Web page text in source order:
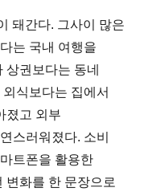
돼간다. 그사이 많은
는 국내 여행을
상권보다는 동네
식보다는 집에서
졌고 외부
스러워졌다. 소비
트폰을 활용한
변화를 한 문장으로